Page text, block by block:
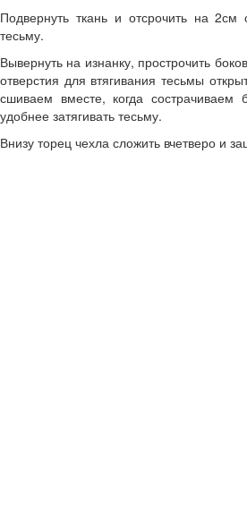
Подвернуть ткань и отсрочить на 2см
тесьму.
Вывернуть на изнанку, прострочить
отверстия для втягивания тесьмы
сшиваем вместе, когда сострачиваем
удобнее затягивать тесьму.
Внизу торец чехла сложить вчетверо и